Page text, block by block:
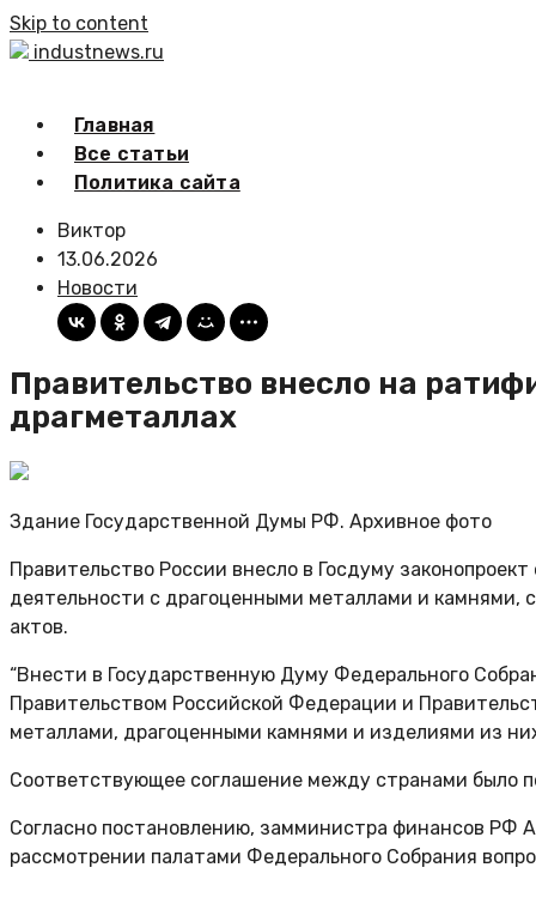
Skip to content
industnews.ru
Главная
Все статьи
Политика сайта
Виктор
13.06.2026
Новости
Правительство внесло на
драгметаллах
Здание Государственной Думы РФ. Архивное фото
Правительство России внесло в Госдуму
деятельности с драгоценными металлами и камнями,
актов.
“Внести в Государственную Думу Федерального
Правительством Российской Федерации и
металлами, драгоценными камнями и изделиями из
Соответствующее соглашение между странами было
Согласно постановлению, замминистра финансов РФ
рассмотрении палатами Федерального Собрания